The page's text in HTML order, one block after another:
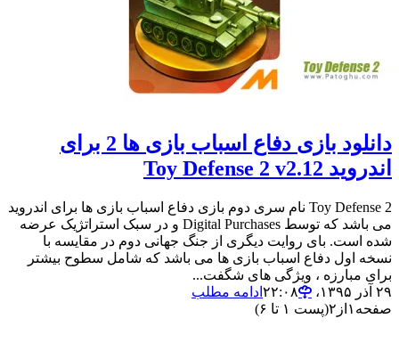
دانلود بازی دفاع اسباب بازی ها 2 برای
اندروید Toy Defense 2 v2.12
Toy Defense 2 نام سری دوم بازی دفاع اسباب بازی ها برای اندروید
می باشد که توسط Digital Purchases و در سبک استراتژیک عرضه
شده است. بای روایت دیگری از جنگ جهانی دوم در مقایسه با
نسخه اول دفاع اسباب بازی ها می باشد که شامل سطوح بیشتر
برای مبارزه ، ویژگی های شگفت...
۲۹ آذر ۱۳۹۵،‏ ۲۲:۰۸
ادامه مطلب
صفحه ۱ از ۲(پست ۱ تا ۶)